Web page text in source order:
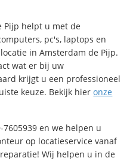
Pijp helpt u met de
pc's, laptops en
in Amsterdam de Pijp.
wat er bij uw
krijgt u een professioneel
keuze. Bekijk hieronze
en we helpen u
op locatieservice vanaf
Wij helpen u in de